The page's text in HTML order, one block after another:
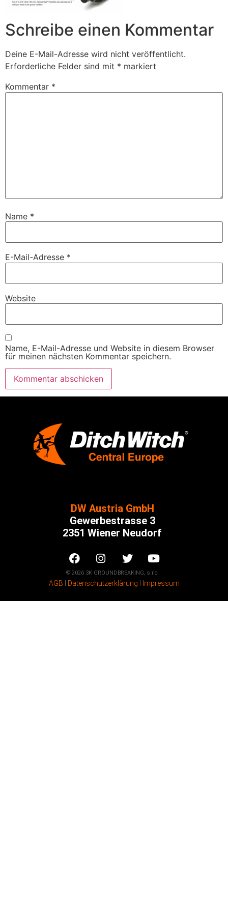
Schreibe einen Kommentar
Deine E-Mail-Adresse wird nicht veröffentlicht.
Erforderliche Felder sind mit * markiert
Kommentar *
Name *
E-Mail-Adresse *
Website
Name, E-Mail-Adresse und Website in diesem Browser
für meinen nächsten Kommentar speichern.
DW Austria GmbH
Gewerbestrasse 3
2351 Wiener Neudorf
© 2026 3K GROUNDBREAKING, s.r.o.
AGB Ι Datenschutzerklärung Ι Impressum